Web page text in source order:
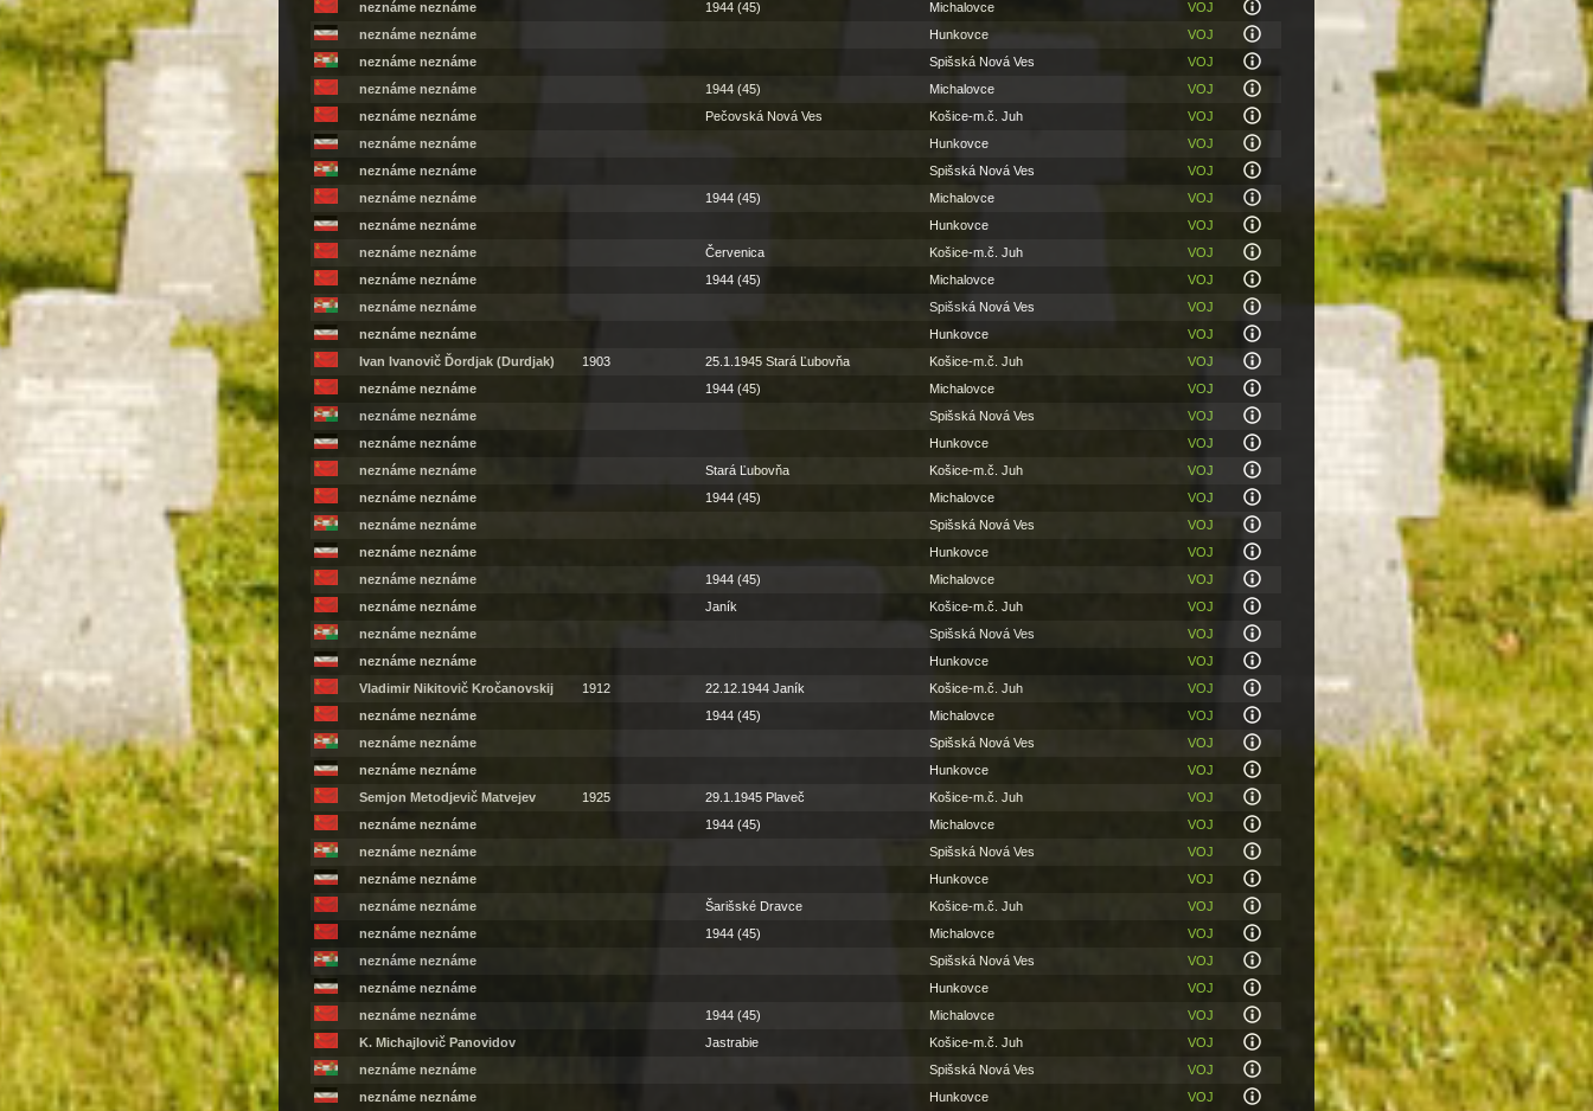
neznáme neznáme
1944 (45) Michalovce
VOJ
neznáme neznáme
Hunkovce
VOJ
neznáme neznáme
Spišská Nová Ves
VOJ
neznáme neznáme
1944 (45) Michalovce
VOJ
neznáme neznáme
Pečovská Nová Ves Košice-m.č. Juh
VOJ
neznáme neznáme
Hunkovce
VOJ
neznáme neznáme
Spišská Nová Ves
VOJ
neznáme neznáme
1944 (45) Michalovce
VOJ
neznáme neznáme
Hunkovce
VOJ
neznáme neznáme
Červenica Košice-m.č. Juh
VOJ
neznáme neznáme
1944 (45) Michalovce
VOJ
neznáme neznáme
Spišská Nová Ves
VOJ
neznáme neznáme
Hunkovce
VOJ
Ivan Ivanovič Ďordjak (Durdjak)
1903 25.1.1945 Stará Ľubovňa Košice-m.č. Juh
VOJ
neznáme neznáme
1944 (45) Michalovce
VOJ
neznáme neznáme
Spišská Nová Ves
VOJ
neznáme neznáme
Hunkovce
VOJ
neznáme neznáme
Stará Ľubovňa Košice-m.č. Juh
VOJ
neznáme neznáme
1944 (45) Michalovce
VOJ
neznáme neznáme
Spišská Nová Ves
VOJ
neznáme neznáme
Hunkovce
VOJ
neznáme neznáme
1944 (45) Michalovce
VOJ
neznáme neznáme
Janík Košice-m.č. Juh
VOJ
neznáme neznáme
Spišská Nová Ves
VOJ
neznáme neznáme
Hunkovce
VOJ
Vladimir Nikitovič Kročanovskij
1912 22.12.1944 Janík Košice-m.č. Juh
VOJ
neznáme neznáme
1944 (45) Michalovce
VOJ
neznáme neznáme
Spišská Nová Ves
VOJ
neznáme neznáme
Hunkovce
VOJ
Semjon Metodjevič Matvejev
1925 29.1.1945 Plaveč Košice-m.č. Juh
VOJ
neznáme neznáme
1944 (45) Michalovce
VOJ
neznáme neznáme
Spišská Nová Ves
VOJ
neznáme neznáme
Hunkovce
VOJ
neznáme neznáme
Šarišské Dravce Košice-m.č. Juh
VOJ
neznáme neznáme
1944 (45) Michalovce
VOJ
neznáme neznáme
Spišská Nová Ves
VOJ
neznáme neznáme
Hunkovce
VOJ
neznáme neznáme
1944 (45) Michalovce
VOJ
K. Michajlovič Panovidov
Jastrabie Košice-m.č. Juh
VOJ
neznáme neznáme
Spišská Nová Ves
VOJ
neznáme neznáme
Hunkovce VOJ